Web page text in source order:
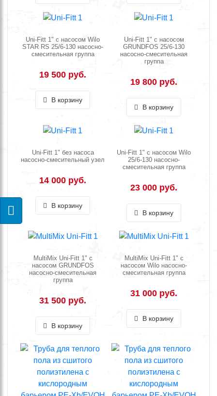
Uni-Fitt 1" с насосом Wilo
STAR RS 25/6-130 насосно-
смесительная группа
19 500 руб.
В корзину
Uni-Fitt 1" с насосом
GRUNDFOS 25/6-130
насосно-смесительная
группа
19 800 руб.
В корзину
Uni-Fitt 1" без насоса
насосно-смесительный узел
14 000 руб.
В корзину
Uni-Fitt 1" с насосом Wilo
25/6-130 насосно-
смесительная группа
23 000 руб.
В корзину
MultiMix Uni-Fitt 1" с
насосом GRUNDFOS
насосно-смесительная
группа
31 500 руб.
В корзину
MultiMix Uni-Fitt 1" с
насосом Wilo насосно-
смесительная группа
31 000 руб.
В корзину